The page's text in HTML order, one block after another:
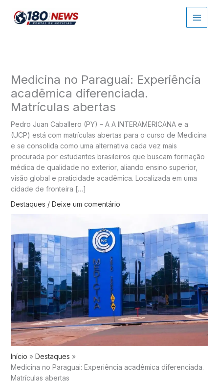
para
Medicina no Paraguai: Experiência
acadêmica diferenciada.
Matrículas abertas
Pedro Juan Caballero (PY) – A A INTERAMERICANA e a
(UCP) está com matrículas abertas para o curso de Medicina
e se consolida como uma alternativa cada vez mais
procurada por estudantes brasileiros que buscam formação
médica de qualidade no exterior, aliando ensino superior,
visão global e praticidade acadêmica. Localizada em uma
cidade de fronteira […]
Destaques / Deixe um comentário
Início
Destaques
Medicina no Paraguai: Experiência acadêmica diferenciada.
Matrículas abertas